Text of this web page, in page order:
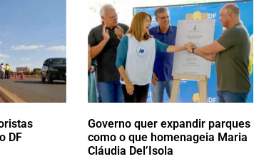
DF
Governo quer expandir parques
como o que homenageia Maria
Cláudia Del’Isola